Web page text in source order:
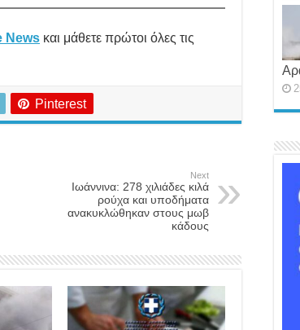
News και μάθετε πρώτοι όλες τις
Pinterest
Next
Ιωάννινα: 278 χιλιάδες κιλά
ρούχα και υποδήματα
ανακυκλώθηκαν στους μωβ
κάδους